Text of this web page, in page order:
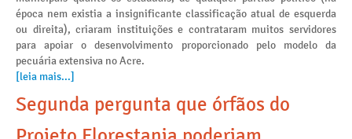
época nem existia a insignificante classificação atual de esquerda
ou direita), criaram instituições e contrataram muitos servidores
para apoiar o desenvolvimento proporcionado pelo modelo da
pecuária extensiva no Acre.
[leia mais...]
Segunda pergunta que órfãos do